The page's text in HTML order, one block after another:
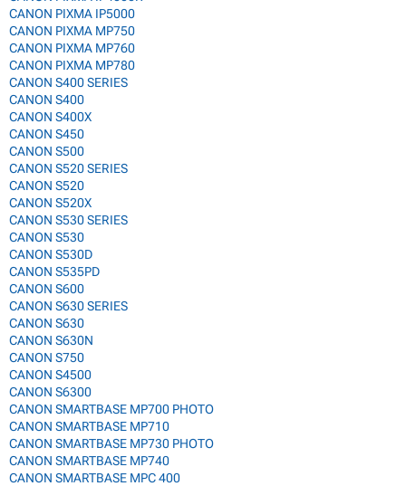
CANON PIXMA IP5000
CANON PIXMA MP750
CANON PIXMA MP760
CANON PIXMA MP780
CANON S400 SERIES
CANON S400
CANON S400X
CANON S450
CANON S500
CANON S520 SERIES
CANON S520
CANON S520X
CANON S530 SERIES
CANON S530
CANON S530D
CANON S535PD
CANON S600
CANON S630 SERIES
CANON S630
CANON S630N
CANON S750
CANON S4500
CANON S6300
CANON SMARTBASE MP700 PHOTO
CANON SMARTBASE MP710
CANON SMARTBASE MP730 PHOTO
CANON SMARTBASE MP740
CANON SMARTBASE MPC 400